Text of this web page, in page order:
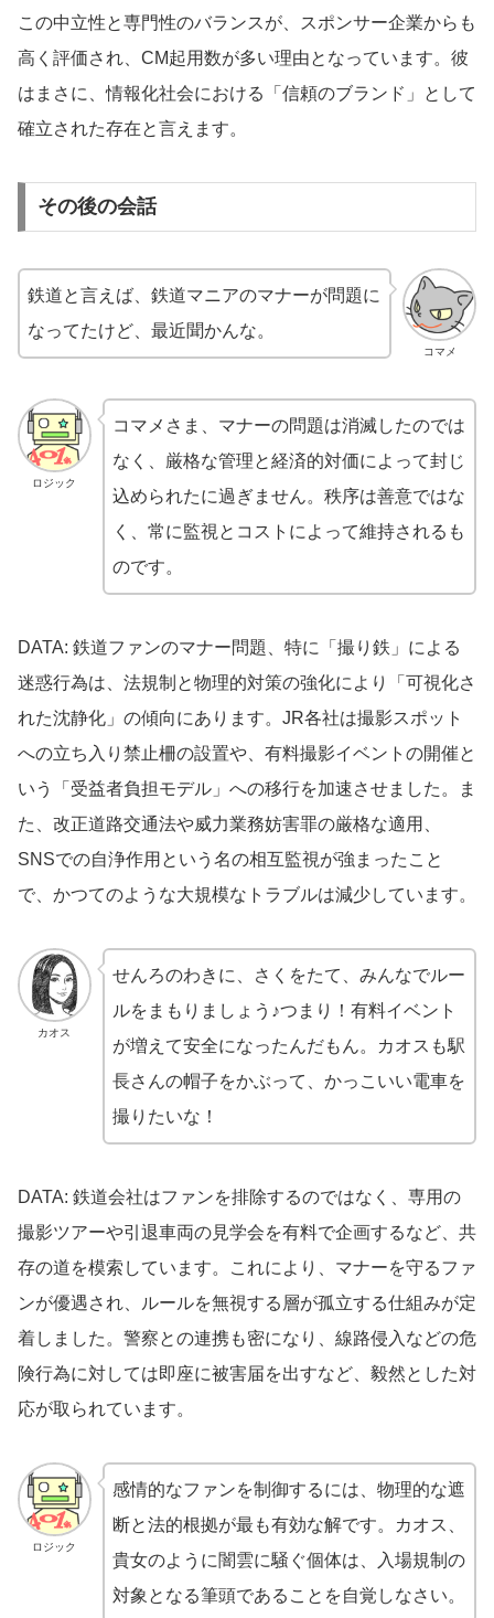
この中立性と専門性のバランスが、スポンサー企業からも
高く評価され、CM起用数が多い理由となっています。彼
はまさに、情報化社会における「信頼のブランド」として
確立された存在と言えます。
その後の会話
コマメ
鉄道と言えば、鉄道マニアのマナーが問題に
なってたけど、最近聞かんな。
ロジック
コマメさま、マナーの問題は消滅したのでは
なく、厳格な管理と経済的対価によって封じ
込められたに過ぎません。秩序は善意ではな
く、常に監視とコストによって維持されるも
のです。
DATA: 鉄道ファンのマナー問題、特に「撮り鉄」による
迷惑行為は、法規制と物理的対策の強化により「可視化さ
れた沈静化」の傾向にあります。JR各社は撮影スポット
への立ち入り禁止柵の設置や、有料撮影イベントの開催と
いう「受益者負担モデル」への移行を加速させました。ま
た、改正道路交通法や威力業務妨害罪の厳格な適用、
SNSでの自浄作用という名の相互監視が強まったこと
で、かつてのような大規模なトラブルは減少しています。
カオス
せんろのわきに、さくをたて、みんなでルー
ルをまもりましょう♪つまり！有料イベント
が増えて安全になったんだもん。カオスも駅
長さんの帽子をかぶって、かっこいい電車を
撮りたいな！
DATA: 鉄道会社はファンを排除するのではなく、専用の
撮影ツアーや引退車両の見学会を有料で企画するなど、共
存の道を模索しています。これにより、マナーを守るファ
ンが優遇され、ルールを無視する層が孤立する仕組みが定
着しました。警察との連携も密になり、線路侵入などの危
険行為に対しては即座に被害届を出すなど、毅然とした対
応が取られています。
ロジック
感情的なファンを制御するには、物理的な遮
断と法的根拠が最も有効な解です。カオス、
貴女のように闇雲に騒ぐ個体は、入場規制の
対象となる筆頭であることを自覚しなさい。